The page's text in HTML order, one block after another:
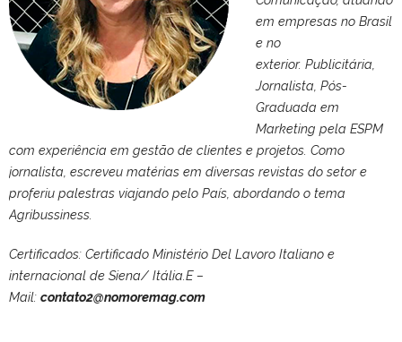
em empresas no Brasil
e no
exterior. Publicitária,
Jornalista, Pós-
Graduada em
Marketing pela ESPM
com experiência em gestão de clientes e projetos. Como
jornalista, escreveu matérias em diversas revistas do setor e
proferiu palestras viajando pelo País, abordando o tema
Agribussiness.
Certificados: Certificado Ministério Del Lavoro Italiano e
internacional de Siena/ Itália.E –
Mail: contato2@nomoremag.com